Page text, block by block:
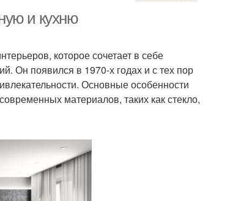
стиле Интерьер в стиле
и кухню
которое сочетает в себе
Он появился в 1970-х годах и с тех пор
Основные особенности
материалов, таких как стекло,